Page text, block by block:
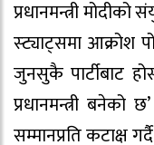
प्रधानमन्त्री
स्ट्याट्समा आक्रोश
जुनसुकै पार्टीबाट
प्रधानमन्त्री बनेको
सम्मानप्रति